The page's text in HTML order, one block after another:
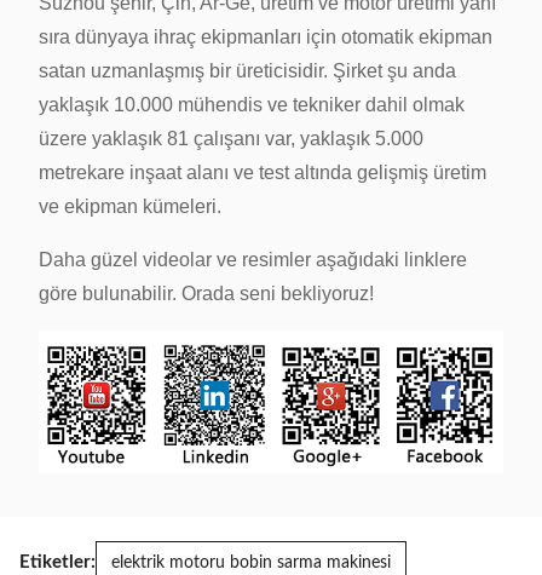
sıra dünyaya ihraç ekipmanları için otomatik ekipman
satan uzmanlaşmış bir üreticisidir. Şirket şu anda
yaklaşık 10.000 mühendis ve tekniker dahil olmak
üzere yaklaşık 81 çalışanı var, yaklaşık 5.000
metrekare inşaat alanı ve test altında gelişmiş üretim
ve ekipman kümeleri.
Daha güzel videolar ve resimler aşağıdaki linklere
göre bulunabilir. Orada seni bekliyoruz!
Etiketler: elektrik motoru bobin sarma makinesi